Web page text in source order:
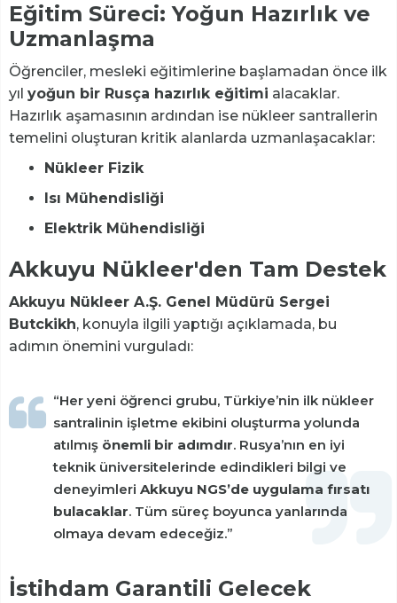
Eğitim Süreci: Yoğun Hazırlık ve
Uzmanlaşma
Öğrenciler, mesleki eğitimlerine başlamadan önce ilk
yıl yoğun bir Rusça hazırlık eğitimi alacaklar.
Hazırlık aşamasının ardından ise nükleer santrallerin
temelini oluşturan kritik alanlarda uzmanlaşacaklar:
Nükleer Fizik
Isı Mühendisliği
Elektrik Mühendisliği
Akkuyu Nükleer'den Tam Destek
Akkuyu Nükleer A.Ş. Genel Müdürü Sergei
Butckikh, konuyla ilgili yaptığı açıklamada, bu
adımın önemini vurguladı:
“Her yeni öğrenci grubu, Türkiye’nin ilk nükleer
santralinin işletme ekibini oluşturma yolunda
atılmış önemli bir adımdır. Rusya’nın en iyi
teknik üniversitelerinde edindikleri bilgi ve
deneyimleri Akkuyu NGS’de uygulama fırsatı
bulacaklar. Tüm süreç boyunca yanlarında
olmaya devam edeceğiz.”
İstihdam Garantili Gelecek